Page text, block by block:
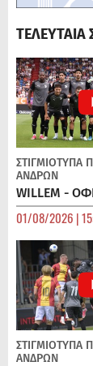
ΤΕΛΕΥΤΑΙΑ
ΣΤΙΓΜΙΟΤΥΠΑ
ΑΝΔΡΏΝ
WILLEM -
01/08/2026 |
ΣΤΙΓΜΙΟΤΥΠΑ
ΑΝΔΡΏΝ